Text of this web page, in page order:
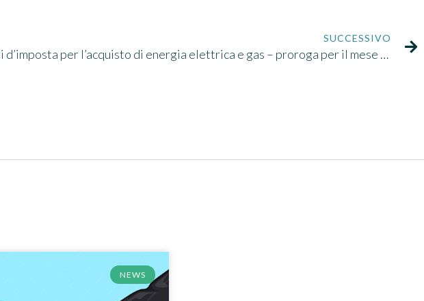
SUCCESSIVO
Crediti d’imposta per l’acquisto di energia elettrica e gas – proroga per il mese di dicembre 2022
NEWS